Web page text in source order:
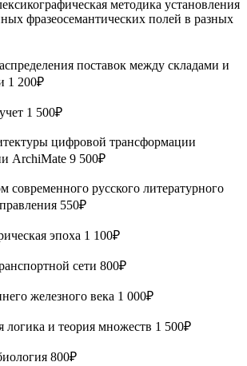
методика установления
фразеосемантических полей в разных
поставок между складами и
1 200₽
1 500₽
цифровой трансформации
ArchiMate 9 500₽
современного русского литературного
550₽
эпоха 1 100₽
сети 800₽
железного века 1 000₽
логика и теория множеств 1 500₽
800₽